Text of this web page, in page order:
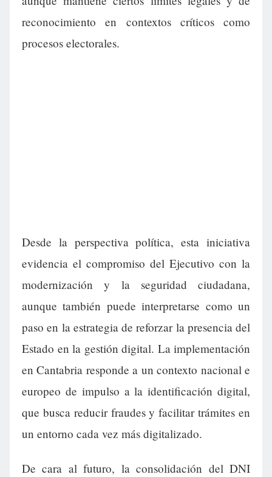
reconocimiento en contextos críticos como
procesos electorales.
Desde la perspectiva política, esta iniciativa
evidencia el compromiso del Ejecutivo con la
modernización y la seguridad ciudadana,
aunque también puede interpretarse como un
paso en la estrategia de reforzar la presencia del
Estado en la gestión digital. La implementación
en Cantabria responde a un contexto nacional e
europeo de impulso a la identificación digital,
que busca reducir fraudes y facilitar trámites en
un entorno cada vez más digitalizado.
De cara al futuro, la consolidación del DNI